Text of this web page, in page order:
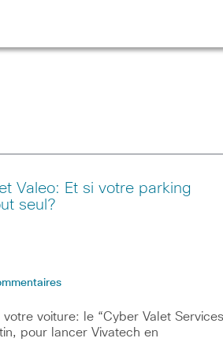
Valeo: Et si votre parking
seul?
voiture: le “Cyber Valet
pour lancer Vivatech en